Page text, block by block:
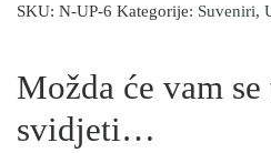
SKU: N-UP-6 Kategorije: Suveniri,
Možda će vam
svidjeti…